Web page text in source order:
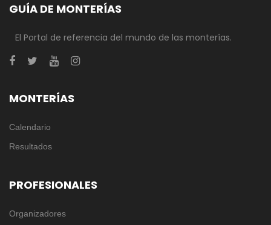
GUÍA DE MONTERÍAS
El Portal de referencia del mundo de las monterías.
MONTERÍAS
Calendario
Resultados
PROFESIONALES
Organizadores